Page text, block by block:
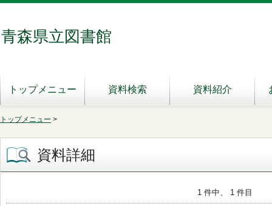
青森県立図書館
トップメニュー 資料検索 資料紹介
トップメニュー >
資料詳細
1 件中、 1 件目